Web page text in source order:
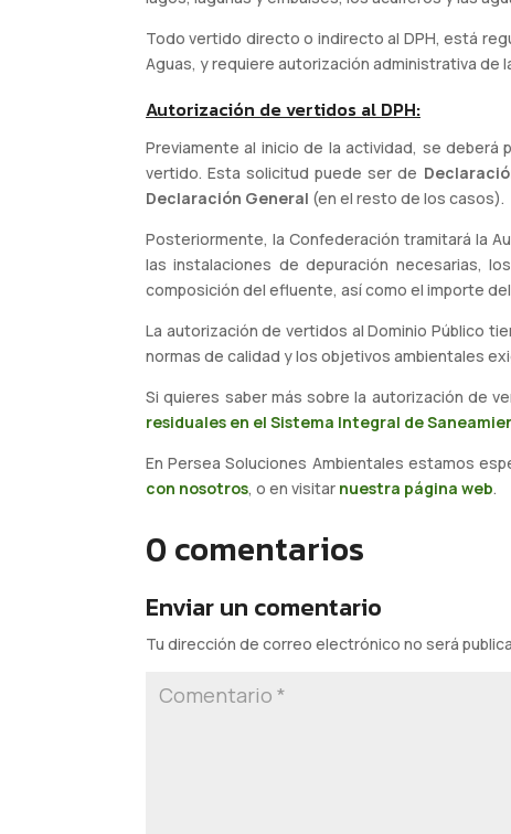
Todo vertido directo o indirecto al DPH, está
Aguas, y requiere autorización administrativa
Autorización de vertidos al DPH:
Previamente al inicio de la actividad, se
vertido. Esta solicitud puede ser de
Declaración General (en el resto de los casos).
Posteriormente, la Confederación tramitará la
las instalaciones de depuración necesarias,
composición del efluente, así como el importe
La autorización de vertidos al Dominio Público
normas de calidad y los objetivos ambientales
Si quieres saber más sobre la autorización de
residuales en el Sistema Integral de
En Persea Soluciones Ambientales estamos
con nosotros, o en visitar nuestra página web.
0 comentarios
Enviar un comentario
Tu dirección de correo electrónico no será